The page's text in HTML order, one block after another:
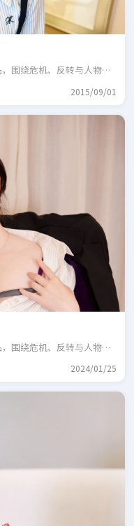
围绕危机、反转与人物成
2015/09/01
围绕危机、反转与人物成
2024/01/25